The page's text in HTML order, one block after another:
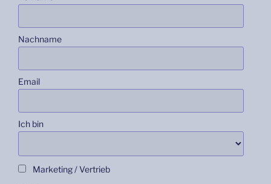
Nachname
Email
Ich bin
Marketing / Vertrieb